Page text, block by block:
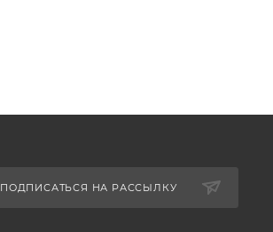
ПОДПИСАТЬСЯ НА РАССЫЛКУ